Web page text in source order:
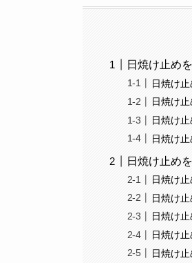
日焼け止め
日焼け
日焼け
日焼け
日焼け
日焼け止め
日焼け
日焼け
日焼け
日焼け
日焼け